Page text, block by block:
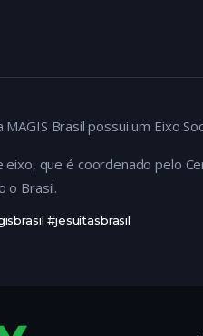
Brasil possui um Eixo
que é coordenado pelo
o Brasil.
#jesuítasbrasil